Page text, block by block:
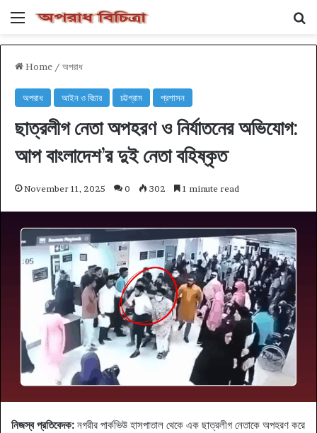
Menu
Home / অপরাধ
অপরাধ আইন ও বিচার চট্টগ্রাম প্রশাসন
ছাত্রলীগ নেতা অপহরণ ও নির্যাতনের অভিযোগ:
আপ বাংলাদেশ’র দুই নেতা বহিষ্কৃত
November 11, 2025 0 302 1 minute read
নিজস্ব প্রতিবেদক: নগরীর পার্কভিউ হাসপাতাল থেকে এক ছাত্রলীগ নেতাকে অপহরণ করে